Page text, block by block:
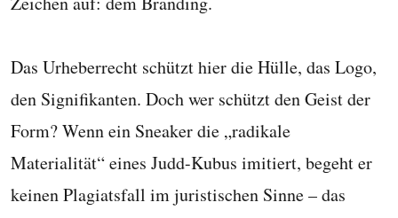
Das Urheberrecht schützt hier die Hülle, das Logo,
den Signifikanten. Doch wer schützt den Geist der
Form? Wenn ein Sneaker die „radikale
Materialität“ eines Judd-Kubus imitiert, begeht er
keinen Plagiatsfall im juristischen Sinne – das